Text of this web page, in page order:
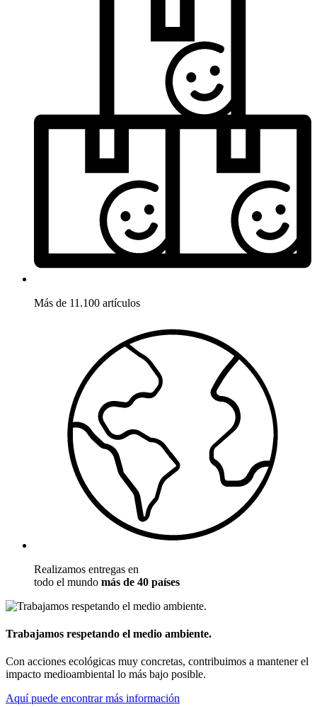
Más de 11.100 artículos
Realizamos entregas en
todo el mundo más de 40 países
Trabajamos respetando el medio ambiente.
Con acciones ecológicas muy concretas, contribuimos a mantener el
impacto medioambiental lo más bajo posible.
Aquí puede encontrar más información